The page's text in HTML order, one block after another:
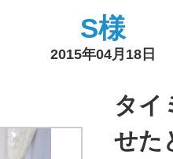
S様
2015年04月18日
タイ
せた